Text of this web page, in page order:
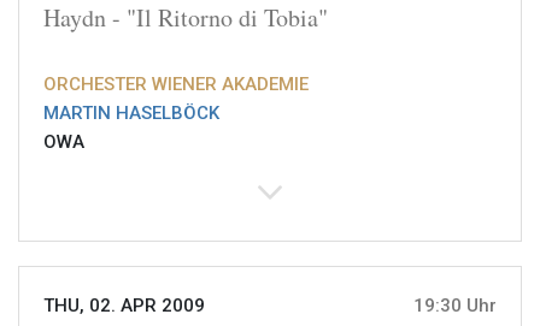
Haydn - "Il Ritorno di Tobia"
ORCHESTER WIENER AKADEMIE
MARTIN HASELBÖCK
OWA
THU, 02. APR 2009 19:30 Uhr